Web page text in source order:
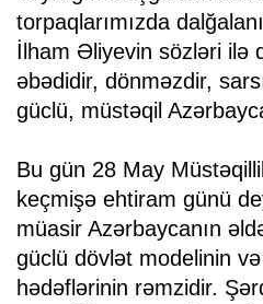
torpaqlarımızda
İlham Əliyevin sözləri ilə
əbədidir, dönməzdir,
güclü, müstəqil
Bu gün 28 May
keçmişə ehtiram günü
müasir Azərbaycanın
güclü dövlət modelinin
hədəflərinin rəmzidir.